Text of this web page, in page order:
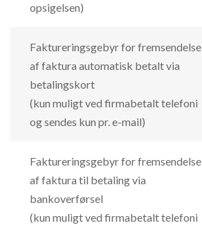
opsigelsen)
Faktureringsgebyr for fremsendelse
af faktura automatisk betalt via
betalingskort
(kun muligt ved firmabetalt telefoni
og sendes kun pr. e-mail)
Faktureringsgebyr for fremsendelse
af faktura til betaling via
bankoverførsel
(kun muligt ved firmabetalt telefoni